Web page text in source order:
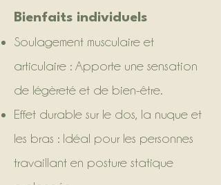
Bienfaits individuels
Soulagement musculaire et
articulaire : Apporte une sensation
de légèreté et de bien-être.
Effet durable sur le dos, la nuque et
les bras : Idéal pour les personnes
travaillant en posture statique